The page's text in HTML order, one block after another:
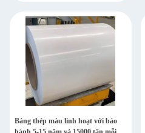
Bảng thép màu linh hoạt với bảo